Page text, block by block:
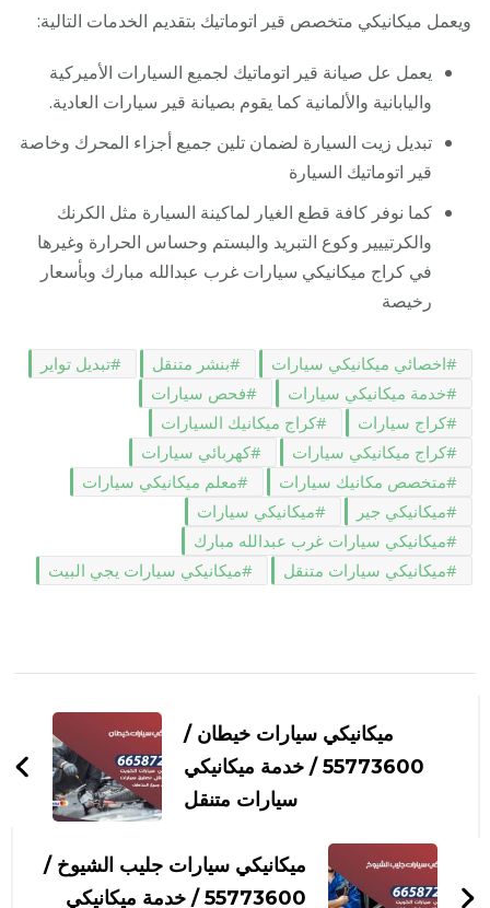
ويعمل ميكانيكي متخصص قير اتوماتيك بتقديم الخدمات التالية:
يعمل عل صيانة قير اتوماتيك لجميع السيارات الأميركية
واليابانية والألمانية كما يقوم بصيانة قير سيارات العادية.
تبديل زيت السيارة لضمان تلين جميع أجزاء المحرك وخاصة
قير اتوماتيك السيارة
كما نوفر كافة قطع الغيار لماكينة السيارة مثل الكرنك
والكرتييير وكوع التبريد والبستم وحساس الحرارة وغيرها
في كراج ميكانيكي سيارات غرب عبدالله مبارك وبأسعار
رخيصة
اخصائي ميكانيكي سيارات بنشر متنقل
تبديل تواير
خدمة ميكانيكي سيارات
فحص سيارات
كراج سيارات
كراج ميكانيك السيارات
كراج ميكانيكي سيارات
كهربائي سيارات
متخصص مكانيك سيارات
معلم ميكانيكي سيارات
ميكانيكي جير
ميكانيكي سيارات
ميكانيكي سيارات غرب عبدالله مبارك
ميكانيكي سيارات متنقل
ميكانيكي سيارات يجي البيت
التدوينات
ميكانيكي سيارات خيطان /
55773600‬ / خدمة ميكانيكي
سيارات متنقل
ميكانيكي سيارات جليب الشيوخ /
55773600‬ / خدمة ميكانيكي